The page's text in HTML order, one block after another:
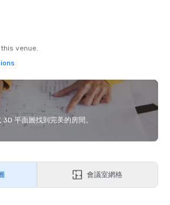
venue.
平面圖找到完美的房間。
會議室網格